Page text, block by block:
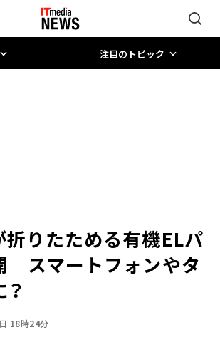
注目のトピック
折りたためる有機ELパ
スマートフォンやタ
18時24分